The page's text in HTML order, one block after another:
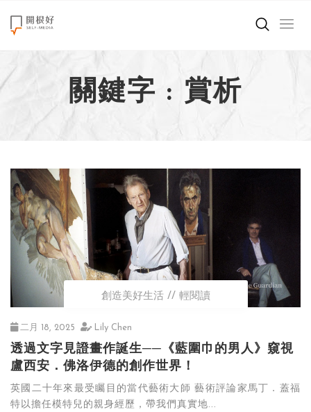
來點正能量
世界在想什麼
創造美好生活
職場商業經濟
影片專區
關於我們
關鍵字 : 賞析
創造美好生活 輕閱讀
二月 18, 2025 Lily Chen
透過文字見證畫作誕生──《藍圍巾的男人》窺視
盧西安．佛洛伊德的創作世界！
英國二十年來最受矚目的當代藝術大師 藝術評論家馬丁．蓋福
特以擔任模特兒的親身經歷，帶我們真實地...